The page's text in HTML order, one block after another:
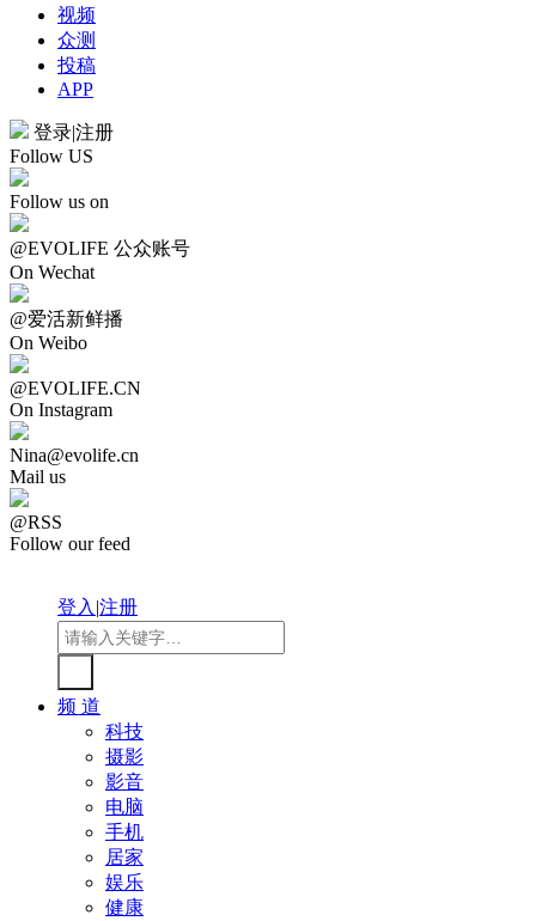
视频
众测
投稿
APP
登录|注册
Follow US
Follow us on
@EVOLIFE 公众账号
On Wechat
@爱活新鲜播
On Weibo
@EVOLIFE.CN
On Instagram
Nina@evolife.cn
Mail us
@RSS
Follow our feed
登入|注册
频 道
科技
摄影
影音
电脑
手机
居家
娱乐
健康